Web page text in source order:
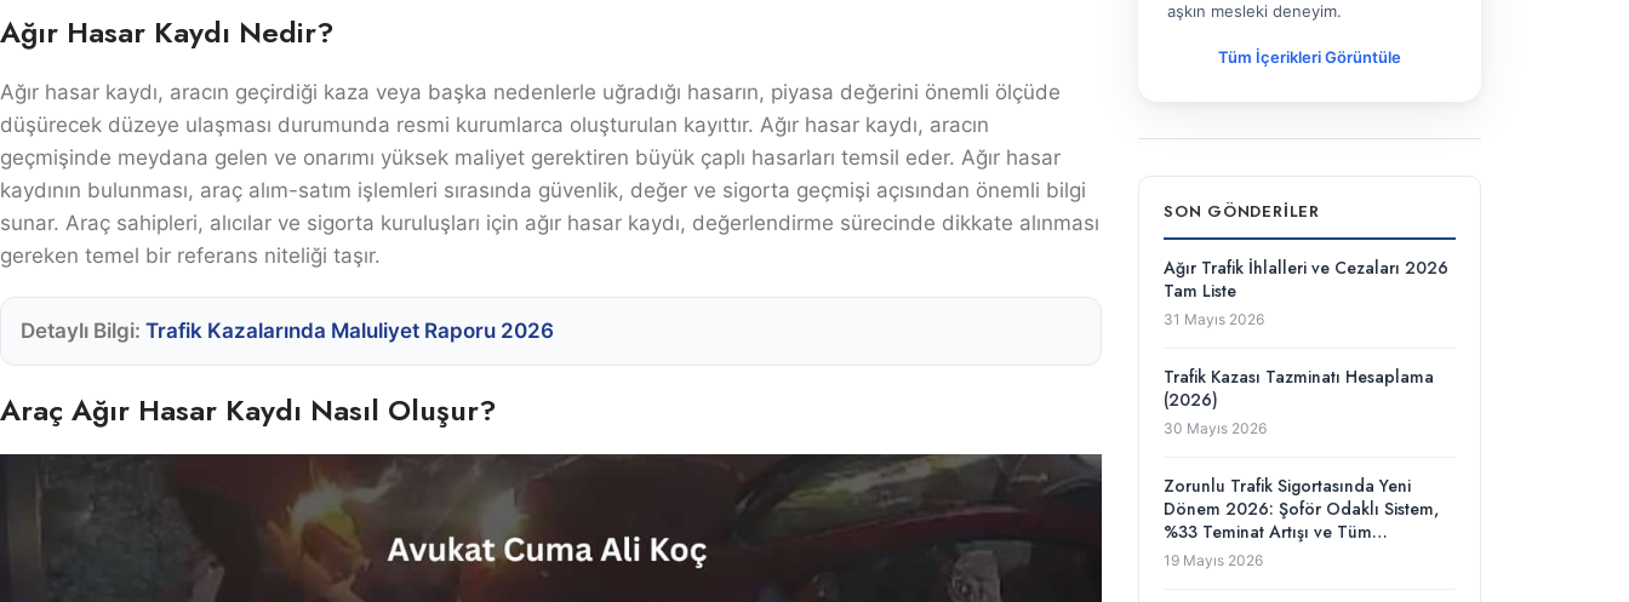
Ağır Hasar Kaydı Nedir?
Ağır hasar kaydı, aracın geçirdiği kaza veya başka nedenlerle uğradığı hasarın, piyasa değerini önemli ölçüde
düşürecek düzeye ulaşması durumunda resmi kurumlarca oluşturulan kayıttır. Ağır hasar kaydı, aracın
geçmişinde meydana gelen ve onarımı yüksek maliyet gerektiren büyük çaplı hasarları temsil eder. Ağır hasar
kaydının bulunması, araç alım-satım işlemleri sırasında güvenlik, değer ve sigorta geçmişi açısından önemli bilgi
sunar. Araç sahipleri, alıcılar ve sigorta kuruluşları için ağır hasar kaydı, değerlendirme sürecinde dikkate alınması
gereken temel bir referans niteliği taşır.
Detaylı Bilgi: Trafik Kazalarında Maluliyet Raporu 2026
Araç Ağır Hasar Kaydı Nasıl Oluşur?
aşkın mesleki deneyim.
Tüm İçerikleri Görüntüle
SON GÖNDERILER
Ağır Trafik İhlalleri ve Cezaları 2026
Tam Liste
31 Mayıs 2026
Trafik Kazası Tazminatı Hesaplama
(2026)
30 Mayıs 2026
Zorunlu Trafik Sigortasında Yeni
Dönem 2026: Şoför Odaklı Sistem,
%33 Teminat Artışı ve Tüm
Değişiklikler
19 Mayıs 2026